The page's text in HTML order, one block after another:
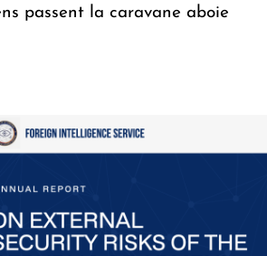
passent la caravane aboie